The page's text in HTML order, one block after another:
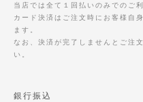
当店では全て１回払いのみでのご
カード決済はご注文時にお客様自
ます。
なお、決済が完了しませんとご注
い。
銀行振込